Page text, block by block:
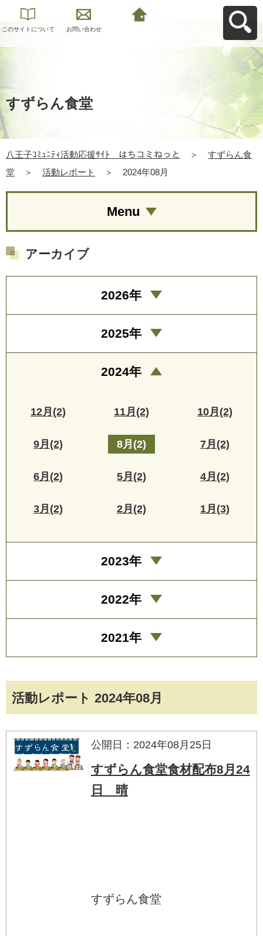
このサイトについて お問い合わせ
すずらん食堂
八王子ｺﾐｭﾆﾃｨ活動応援ｻｲﾄ はちコミねっと ＞
すずらん食
堂
＞ 活動レポート ＞ 2024年08月
活動レポート 2024年08月
公開日：2024年08月25日
すずらん食堂食材配布8月24
日 晴
すずらん食堂
Menu
アーカイブ
2026年
2025年
2024年
12月(2) 11月(2) 10月(2)
9月(2) 8月(2) 7月(2)
6月(2) 5月(2) 4月(2)
3月(2) 2月(2) 1月(3)
2023年
2022年
2021年